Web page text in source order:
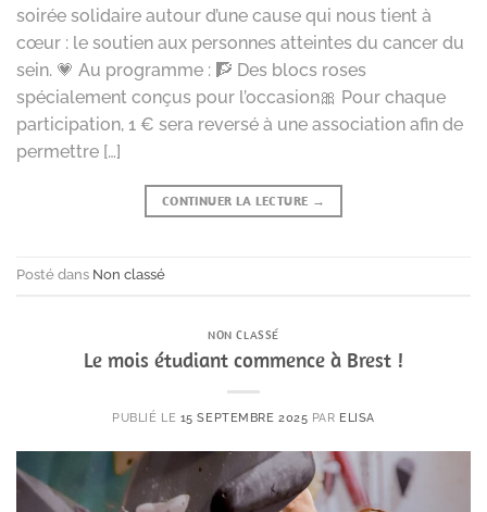
soirée solidaire autour d’une cause qui nous tient à
cœur : le soutien aux personnes atteintes du cancer du
sein. 💗 Au programme : 🧗 Des blocs roses
spécialement conçus pour l’occasion🎀 Pour chaque
participation, 1 € sera reversé à une association afin de
permettre […]
CONTINUER LA LECTURE →
Posté dans Non classé
NON CLASSÉ
Le mois étudiant commence à Brest !
PUBLIÉ LE 15 SEPTEMBRE 2025 PAR ELISA